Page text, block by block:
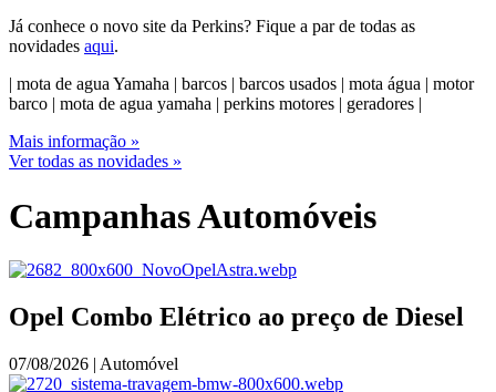
Já conhece o novo site da Perkins? Fique a par de todas as
novidades aqui.
| mota de agua Yamaha | barcos | barcos usados | mota água | motor
barco | mota de agua yamaha | perkins motores | geradores |
Mais informação »
Ver todas as novidades »
Campanhas Automóveis
Opel Combo Elétrico ao preço de Diesel
07/08/2026 | Automóvel